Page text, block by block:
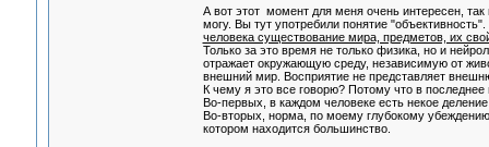
А вот этот момент для меня очень интересен,
могу. Вы тут употребили понятие
человека существование мира, предметов, их
Только за это время не только физика, но и
отражает окружающую среду, независимую от
внешний мир. Восприятие не представляет
К чему я это все говорю? Потому что в
Во-первых, в каждом человеке есть некое
Во-вторых, норма, по моему глубокому
котором находится большинство.